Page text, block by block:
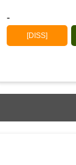
-
[DISS]